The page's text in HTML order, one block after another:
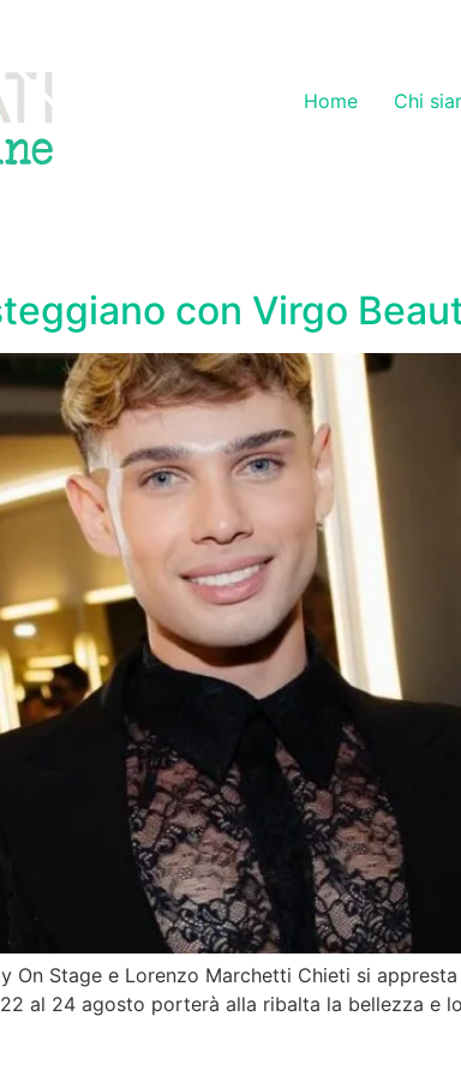
Home
Chi
con Virgo
On Stage e Lorenzo Marchetti Chieti si
al 24 agosto porterà alla ribalta la bellezza e